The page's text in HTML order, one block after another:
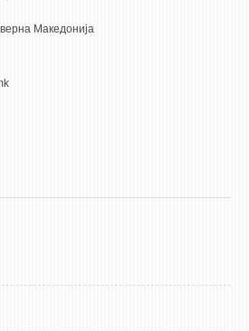
Македонија